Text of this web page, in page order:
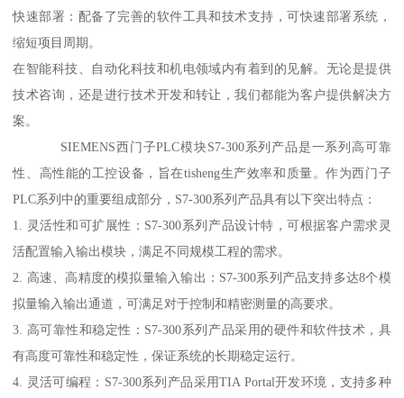
快速部署：配备了完善的软件工具和技术支持，可快速部署系统，
缩短项目周期。
在智能科技、自动化科技和机电领域内有着到的见解。无论是提供
技术咨询，还是进行技术开发和转让，我们都能为客户提供解决方
案。
SIEMENS西门子PLC模块S7-300系列产品是一系列高可靠
性、高性能的工控设备，旨在tisheng生产效率和质量。作为西门子
PLC系列中的重要组成部分，S7-300系列产品具有以下突出特点：
1. 灵活性和可扩展性：S7-300系列产品设计特，可根据客户需求灵
活配置输入输出模块，满足不同规模工程的需求。
2. 高速、高精度的模拟量输入输出：S7-300系列产品支持多达8个模
拟量输入输出通道，可满足对于控制和精密测量的高要求。
3. 高可靠性和稳定性：S7-300系列产品采用的硬件和软件技术，具
有高度可靠性和稳定性，保证系统的长期稳定运行。
4. 灵活可编程：S7-300系列产品采用TIA Portal开发环境，支持多种